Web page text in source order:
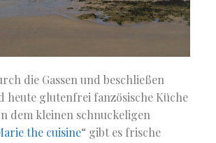
die Gassen und beschließen
heute glutenfrei fanzösische Küche
dem kleinen schnuckeligen
the cuisine“ gibt es frische